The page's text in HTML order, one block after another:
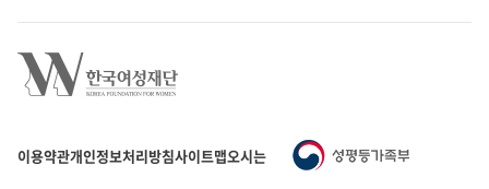
이용약관개인정보처리방침사이트맵오시는 길
SNS 바로가기